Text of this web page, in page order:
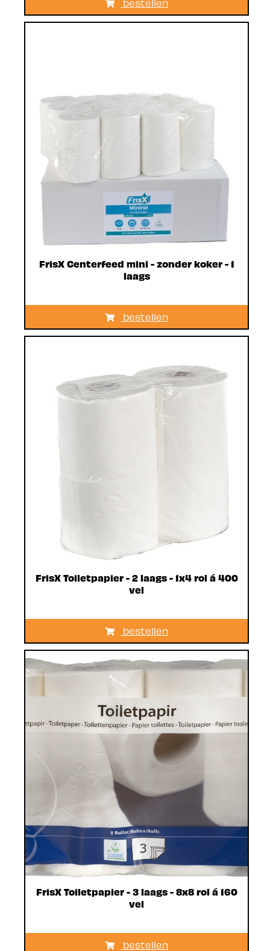
bestellen
FrisX Centerfeed mini - zonder koker - 1
laags
bestellen
FrisX Toiletpapier - 2 laags - 1x4 rol á 400
vel
bestellen
FrisX Toiletpapier - 3 laags - 8x8 rol á 160
vel
bestellen